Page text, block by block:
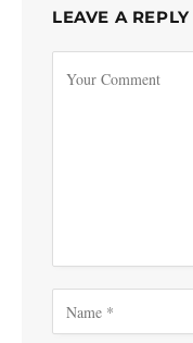
LEAVE A REPLY